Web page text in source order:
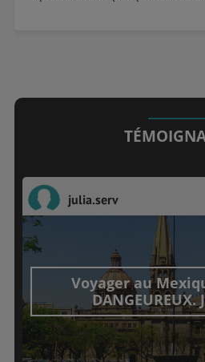
julia.serv
Voyager au
DANGEUREUX.